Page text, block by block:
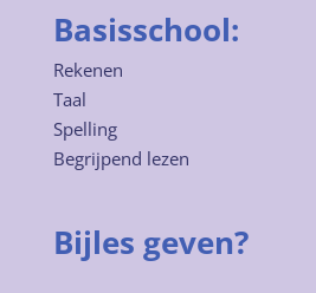
Basisschool:
Rekenen
Taal
Spelling
Begrijpend lezen
Bijles geven?